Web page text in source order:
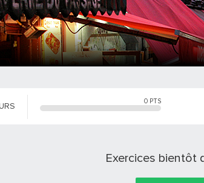
0 PTS
Exercices bientôt